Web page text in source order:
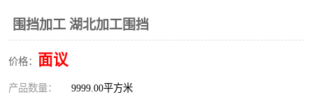
围挡加工 湖北加工围挡
价格： 面议
产品数量： 9999.00平方米